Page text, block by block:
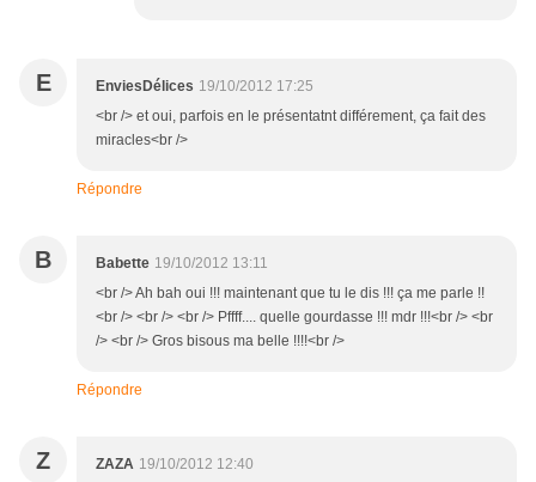
E EnviesDélices 19/10/2012 17:25
<br /> et oui, parfois en le présentatnt différement, ça fait des
miracles<br />
Répondre
B Babette 19/10/2012 13:11
<br /> Ah bah oui !!! maintenant que tu le dis !!! ça me parle !!
<br /> <br /> <br /> Pffff.... quelle gourdasse !!! mdr !!!<br /> <br
/> <br /> Gros bisous ma belle !!!!<br />
Répondre
Z ZAZA 19/10/2012 12:40